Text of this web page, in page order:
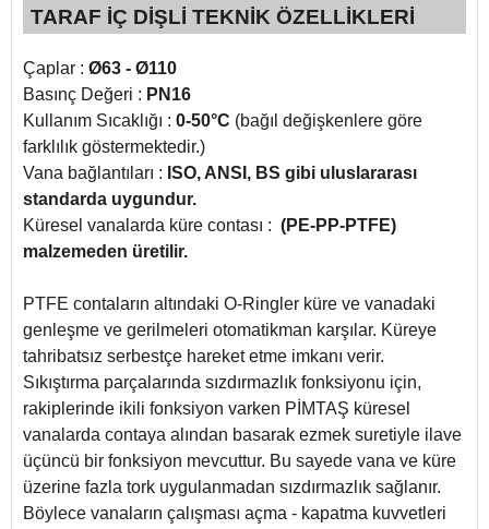
TARAF İÇ DİŞLİ TEKNİK ÖZELLİKLERİ
Çaplar : Ø63 - Ø110
Basınç Değeri : PN16
Kullanım Sıcaklığı : 0-50°C (bağıl değişkenlere göre
farklılık göstermektedir.)
Vana bağlantıları : ISO, ANSI, BS gibi uluslararası
standarda uygundur.
Küresel vanalarda küre contası : (PE-PP-PTFE)
malzemeden üretilir.
PTFE contaların altındaki O-Ringler küre ve vanadaki
genleşme ve gerilmeleri otomatikman karşılar. Küreye
tahribatsız serbestçe hareket etme imkanı verir.
Sıkıştırma parçalarında sızdırmazlık fonksiyonu için,
rakiplerinde ikili fonksiyon varken PİMTAŞ küresel
vanalarda contaya alından basarak ezmek suretiyle ilave
üçüncü bir fonksiyon mevcuttur. Bu sayede vana ve küre
üzerine fazla tork uygulanmadan sızdırmazlık sağlanır.
Böylece vanaların çalışması açma - kapatma kuvvetleri